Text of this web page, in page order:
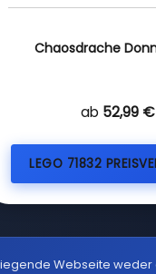
Chaosdrache
ab 52,99 €
LEGO 71832
Webseite